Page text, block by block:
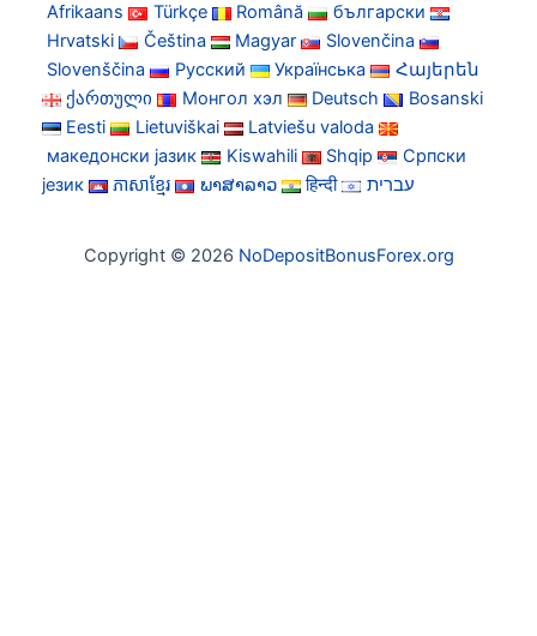
Afrikaans
Türkçe Română
български
Hrvatski
Čeština Magyar
Slovenčina
Slovenščina
Русский Українська
Հայերեն
ქართული
Монгол хэл Deutsch
Bosanski
Eesti
Lietuviškai
Latviešu valoda
македонски јазик
Kiswahili Shqip
Српски
језик
ភាសាខ្មែរ ພາສາລາວ हिन्दी עברית
Copyright © 2026 NoDepositBonusForex.org